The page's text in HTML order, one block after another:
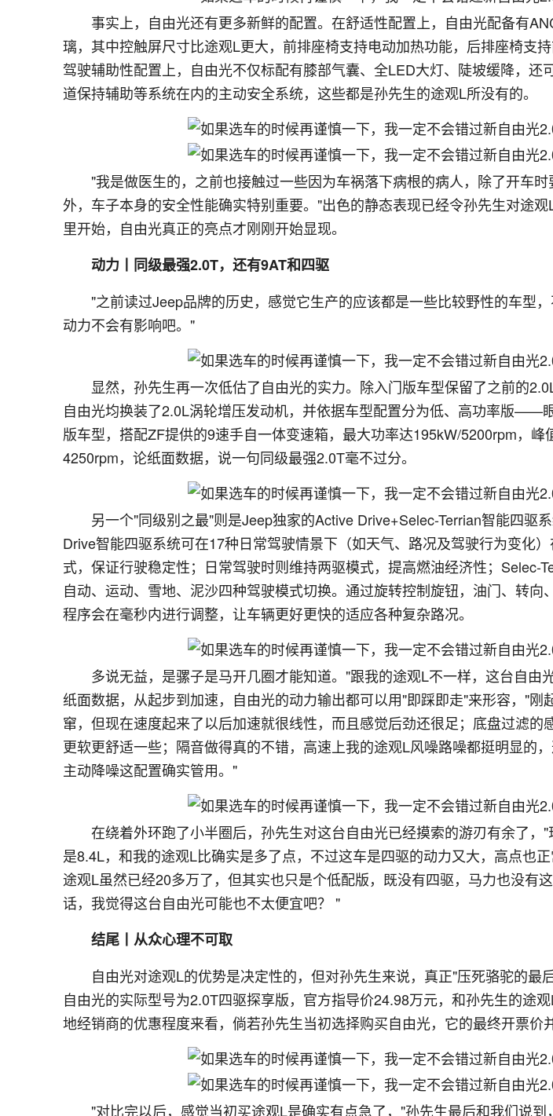
事实上，自由光还有更多新鲜的配置。在舒适性配置上，自由光配备有
璃，其中控触屏尺寸比途观L更大，前排座椅支持电动加热功能，后排座椅支
驾驶辅助性配置上，自由光不仅标配有膝部气囊、全LED大灯、陡坡缓降，还
道保持辅助等系统在内的主动安全系统，这些都是孙先生的途观L所没有的。
"我是做医生的，之前也接触过一些因为车祸落下病根的病人，除了开车
外，车子本身的安全性能确实特别重要。"出色的静态表现已经令孙先生对途
里开始，自由光真正的亮点才刚刚开始显现。
动力丨同级最强2.0T，还有9AT和四驱
"之前读过Jeep品牌的历史，感觉它生产的应该都是一些比较野性的车型
动力不会有影响吧。"
显然，孙先生再一次低估了自由光的实力。除入门版车型保留了之前的
自由光均换装了2.0L涡轮增压发动机，并依据车型配置分为低、高功率版——
版车型，搭配ZF提供的9速手自一体变速箱，最大功率达195kW/5200rpm，峰
4250rpm，论纸面数据，说一句同级最强2.0T毫不过分。
另一个"同级别之最"则是Jeep独家的Active Drive+Selec-Terrian智能四驱
Drive智能四驱系统可在17种日常驾驶情景下（如天气、路况及驾驶行为变化
式，保证行驶稳定性；日常驾驶时则维持两驱模式，提高燃油经济性；Selec-
自动、运动、雪地、泥沙四种驾驶模式切换。通过旋转控制旋钮，油门、转向
程序会在毫秒内进行调整，让车辆更好更快的适应各种复杂路况。
多说无益，是骡子是马开几圈才能知道。"跟我的途观L不一样，这台自由
纸面数据，从起步到加速，自由光的动力输出都可以用"即踩即走"来形容，"刚
窜，但现在速度起来了以后加速就很线性，而且感觉后劲还很足；底盘过滤的
更软更舒适一些；隔音做得真的不错，高速上我的途观L风噪路噪都挺明显的
主动降噪这配置确实管用。"
在绕着外环跑了小半圈后，孙先生对这台自由光已经摸索的游刃有余了，
是8.4L，和我的途观L比确实是多了点，不过这车是四驱的动力又大，高点也
途观L虽然已经20多万了，但其实也只是个低配版，既没有四驱，马力也没有
话，我觉得这台自由光可能也不太便宜吧？ "
结尾丨从众心理不可取
自由光对途观L的优势是决定性的，但对孙先生来说，真正"压死骆驼的
自由光的实际型号为2.0T四驱探享版，官方指导价24.98万元，和孙先生的途
地经销商的优惠程度来看，倘若孙先生当初选择购买自由光，它的最终开票价
"对比完以后，感觉当初买途观L是确实有点急了，"孙先生最后和我们说